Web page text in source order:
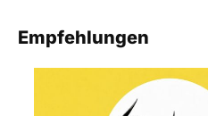
Empfehlungen